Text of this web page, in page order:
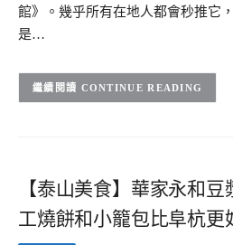
館》。幾乎所有在地人都會秒推它
是…
CONTINUE READING
【泰山美食】華家永和
工燒餅和小籠包比阜杭更